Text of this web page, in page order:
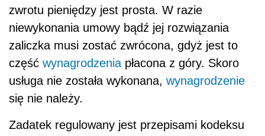
zwrotu pieniędzy jest prosta. W razie
niewykonania umowy bądź jej rozwiązania
zaliczka musi zostać zwrócona, gdyż jest to
część wynagrodzenia płacona z góry. Skoro
usługa nie została wykonana, wynagrodzenie
się nie należy.
Zadatek regulowany jest przepisami kodeksu